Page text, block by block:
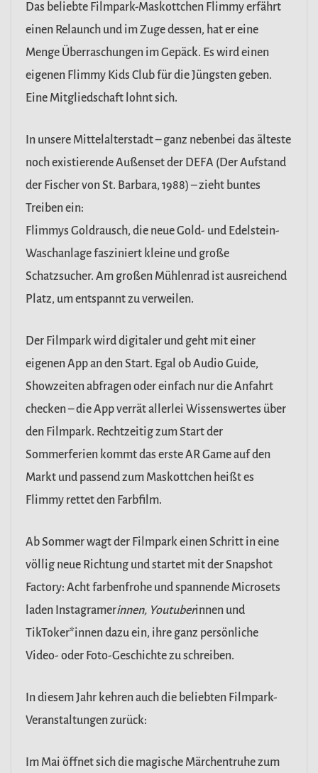
Das beliebte Filmpark-Maskottchen Flimmy erfährt
einen Relaunch und im Zuge dessen, hat er eine
Menge Überraschungen im Gepäck. Es wird einen
eigenen Flimmy Kids Club für die Jüngsten geben.
Eine Mitgliedschaft lohnt sich.
In unsere Mittelalterstadt – ganz nebenbei das älteste
noch existierende Außenset der DEFA (Der Aufstand
der Fischer von St. Barbara, 1988) – zieht buntes
Treiben ein:
Flimmys Goldrausch, die neue Gold- und Edelstein-
Waschanlage fasziniert kleine und große
Schatzsucher. Am großen Mühlenrad ist ausreichend
Platz, um entspannt zu verweilen.
Der Filmpark wird digitaler und geht mit einer
eigenen App an den Start. Egal ob Audio Guide,
Showzeiten abfragen oder einfach nur die Anfahrt
checken – die App verrät allerlei Wissenswertes über
den Filmpark. Rechtzeitig zum Start der
Sommerferien kommt das erste AR Game auf den
Markt und passend zum Maskottchen heißt es
Flimmy rettet den Farbfilm.
Ab Sommer wagt der Filmpark einen Schritt in eine
völlig neue Richtung und startet mit der Snapshot
Factory: Acht farbenfrohe und spannende Microsets
laden Instagramerinnen, Youtuberinnen und
TikToker*innen dazu ein, ihre ganz persönliche
Video- oder Foto-Geschichte zu schreiben.
In diesem Jahr kehren auch die beliebten Filmpark-
Veranstaltungen zurück:
Im Mai öffnet sich die magische Märchentruhe zum